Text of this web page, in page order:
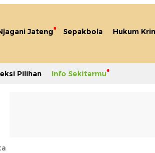
Jateng Sepakbola Hukum
Pilihan Info Sekitarmu